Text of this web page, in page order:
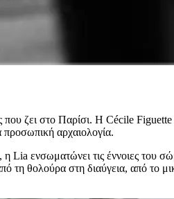
που ζει στο Παρίσι. Η Cécile
αρχαιολογία.
Lia ενσωματώνει τις έννοιες του
τη θολούρα στη διαύγεια, από το